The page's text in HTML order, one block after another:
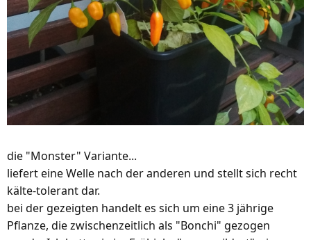
die "Monster" Variante...
liefert eine Welle nach der anderen und stellt sich recht
kälte-tolerant dar.
bei der gezeigten handelt es sich um eine 3 jährige
Pflanze, die zwischenzeitlich als "Bonchi" gezogen